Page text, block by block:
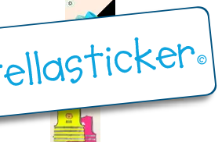
- Bicolore Braccialetto SOS